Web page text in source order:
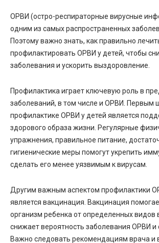
ОРВИ (остро-респираторные вирусные
одним из самых распространенных
Поэтому важно знать, как правильно
профилактировать ОРВИ у детей, чтобы
заболевания и ускорить выздоровление.
Профилактика играет ключевую роль в
заболеваний, в том числе и ОРВИ. Первым
профилактике ОРВИ у детей является
здорового образа жизни. Регулярные
упражнения, правильное питание,
гигиенические меры помогут укрепить
сделать его менее уязвимым к вирусам.
Другим важным аспектом профилактики
является вакцинация. Вакцинация
организм ребенка от определенных видов
снижает вероятность заболевания ОРВИ и
Важно следовать рекомендациям врача и